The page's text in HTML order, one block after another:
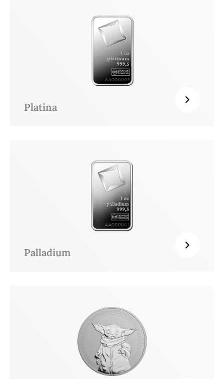
Platina
Palladium